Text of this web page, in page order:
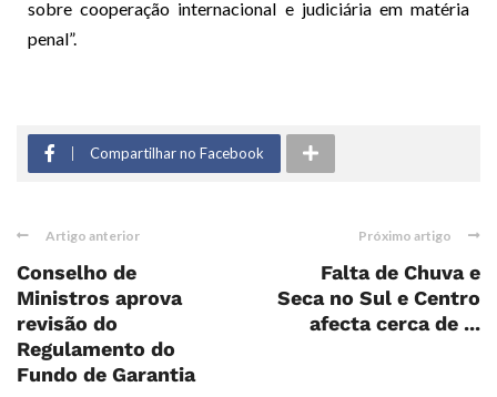
sobre cooperação internacional e judiciária em matéria
penal”.
Compartilhar no Facebook
Artigo anterior
Conselho de
Ministros aprova
revisão do
Regulamento do
Fundo de Garantia
Próximo artigo
Falta de Chuva e
Seca no Sul e Centro
afecta cerca de ...